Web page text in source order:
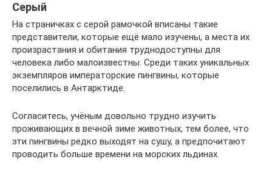
Серый
На страничках с серой рамочкой вписаны такие
представители, которые ещё мало изучены, а места их
произрастания и обитания труднодоступны для
человека либо малоизвестны. Среди таких уникальных
экземпляров императорские пингвины, которые
поселились в Антарктиде.
Согласитесь, учёным довольно трудно изучить
проживающих в вечной зиме животных, тем более, что
эти пингвины редко выходят на сушу, а предпочитают
проводить больше времени на морских льдинах.